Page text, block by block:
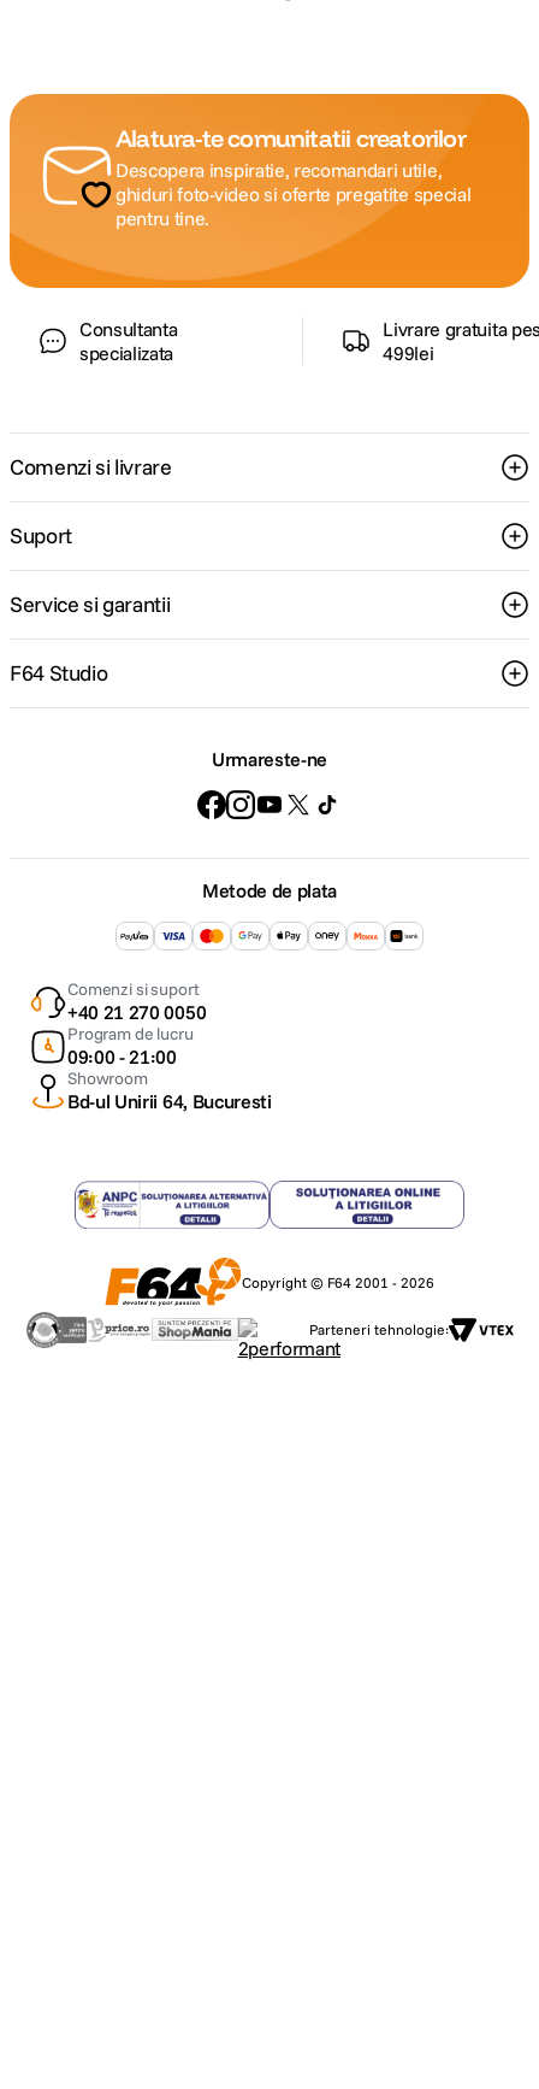
Alatura-te comunitatii creatorilor
Descopera inspiratie, recomandari utile,
ghiduri foto-video si oferte pregatite special
pentru tine.
Consultanta
specializata
Livrare gratuita
499lei
Comenzi si livrare
Suport
Service si garantii
F64 Studio
Urmareste-ne
Metode de plata
Comenzi si suport
+40 21 270 0050
Program de lucru
09:00 - 21:00
Showroom
Bd-ul Unirii 64, Bucuresti
Copyright © F64 2001 - 2026
Parteneri tehnologie: